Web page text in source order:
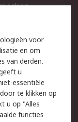
veiligheid
voor
en om
van derden.
u
essentiële
te klikken op
u op "Alles
functies